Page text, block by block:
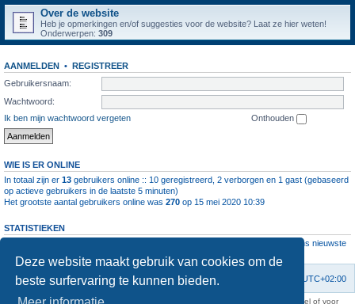
Deze website maakt gebruik van cookies om de
beste surfervaring te kunnen bieden.
Over de website
Heb je opmerkingen en/of suggesties voor de website? Laat ze hier weten!
Onderwerpen: 309
AANMELDEN • REGISTREER
Gebruikersnaam:
Wachtwoord:
Ik ben mijn wachtwoord vergeten
Onthouden
WIE IS ER ONLINE
In totaal zijn er 13 gebruikers online :: 10 geregistreerd, 2 verborgen en 1 gast (gebaseerd
op actieve gebruikers in de laatste 5 minuten)
Het grootste aantal gebruikers online was 270 op 15 mei 2020 10:39
STATISTIEKEN
• Ons nieuwste
Forumoverzicht UTC+02:00
Verwijder cookies
Contact
KAA Gent kan nooit aansprakelijk worden gesteld voor om het even welk nadeel of voor